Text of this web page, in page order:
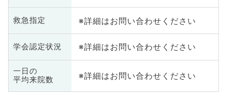
救急指定 ※詳細はお問い合わせください
学会認定状況 ※詳細はお問い合わせください
一日の
平均来院数
※詳細はお問い合わせください